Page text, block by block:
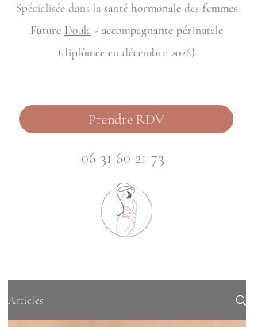
Spécialisée dans la santé hormonale des femmes
Future Doula - accompagnante périnatale
(diplômée en décembre 2026)
Prendre RDV
06 31 60 21 73
Articles